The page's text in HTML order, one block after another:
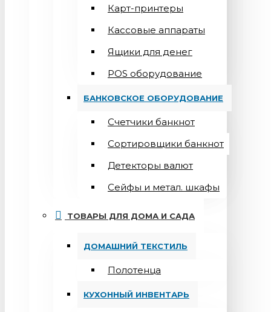
Карт-принтеры
Кассовые аппараты
Ящики для денег
POS оборудование
БАНКОВСКОЕ ОБОРУДОВАНИЕ
Счетчики банкнот
Сортировщики банкнот
Детекторы валют
Сейфы и метал. шкафы
ТОВАРЫ ДЛЯ ДОМА И САДА
ДОМАШНИЙ ТЕКСТИЛЬ
Полотенца
КУХОННЫЙ ИНВЕНТАРЬ